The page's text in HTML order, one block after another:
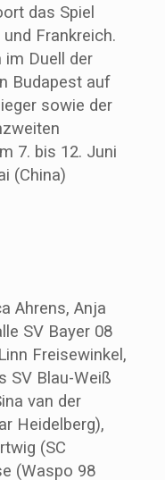
das Spiel
Frankreich.
im Duell der
Budapest auf
sowie der
7. bis 12. Juni
(China)
Ahrens, Anja
SV Bayer 08
Freisewinkel,
SV Blau-Weiß
van der
Heidelberg),
(SC
(Waspo 98